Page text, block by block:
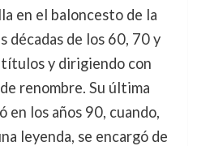
en el baloncesto de la
décadas de los 60, 70 y
y dirigiendo con
renombre. Su última
los años 90, cuando,
leyenda, se encargó de